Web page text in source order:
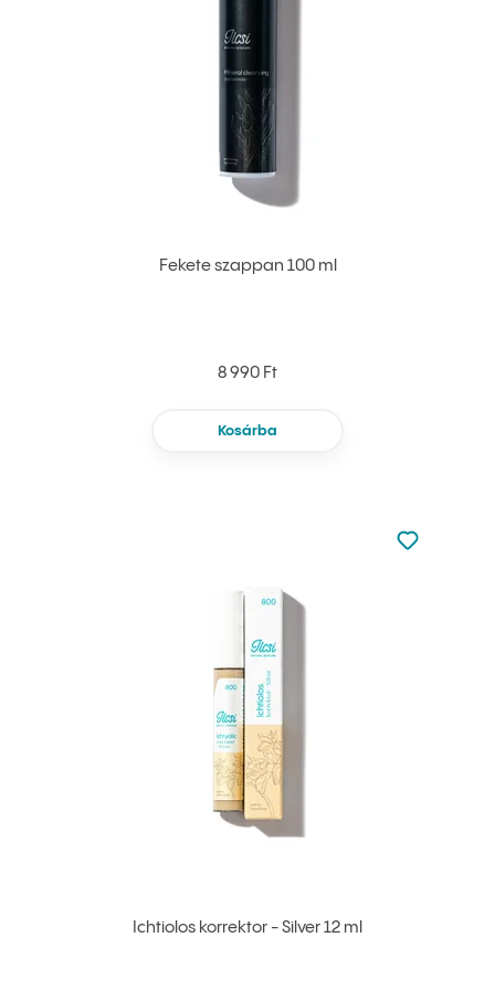
Fekete szappan 100 ml
8 990 Ft
Kosárba
Ichtiolos korrektor - Silver 12 ml
Nincsen
Hozzáadás